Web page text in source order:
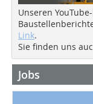
Unseren
Link.
Sie finden uns
Jobs